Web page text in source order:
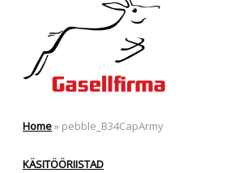
Home» pebble_B34CapArmy
KÄSITÖÖRIISTAD